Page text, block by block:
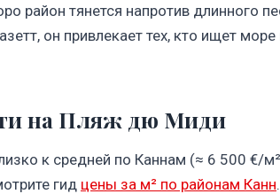
район тянется напротив длинного
он привлекает тех, кто ищет
на Пляж дю Миди
к средней по Каннам (≈ 6 500 €/
гид цены за м² по районам Канн.